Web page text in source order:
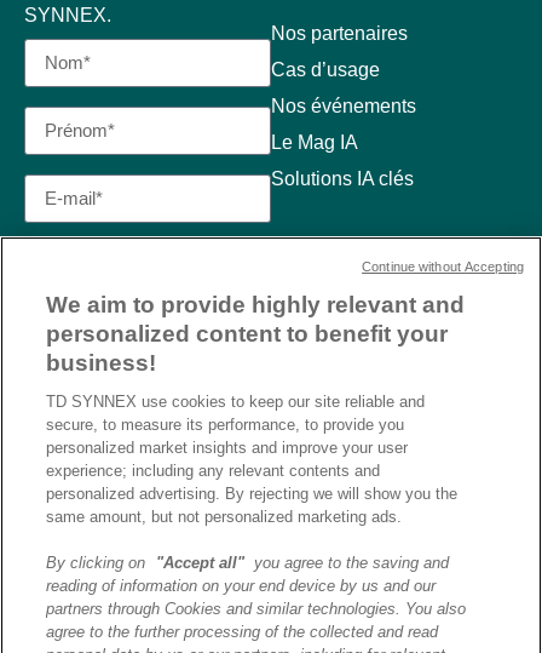
Nos partenaires
Cas d’usage
Nos événements
Le Mag IA
Solutions IA clés
SYNNEX.
J’ai lu et j’accepte la
politique de confidentialité et
les conditions d’utilisation
We aim to provide highly relevant and
personalized content to benefit your
business!
TD SYNNEX use cookies to keep our site reliable and
secure, to measure its performance, to provide you
personalized market insights and improve your user
experience; including any relevant contents and
personalized advertising. By rejecting we will show you the
same amount, but not personalized marketing ads.
By clicking on "Accept all"you agree to the saving and
reading of information on your end device by us and our
partners through Cookies and similar technologies. You also
agree to the further processing of the collected and read
Continue without Accepting